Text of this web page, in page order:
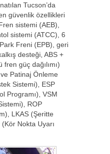
Tucson’da
güvenlik özellikleri
sistemi (AEB),
sistemi (ATCC), 6
Freni (EPB), geri
desteği, ABS +
güç dağılımı)
Patinaj Önleme
Sistemi), ESP
Programı), VSM
ROP
LKAS (Şeritte
(Kör Nokta Uyarı